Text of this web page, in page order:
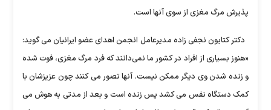
پذیرش مرگ مغزی از سوی آنها است.
دکتر کتایون نجفی زاده مدیرعامل انجمن اهدای عضو ایرانیان می گوید:
«هنوز بسیاری از افراد در کشور ما نمی‌دانند که فرد مرگ مغزی، فوت شده
و زنده شدن وی دیگر ممکن نیست. آنها تصور می کنند چون عزیزشان با
کمک دستگاه نفس می کشد پس زنده است و بعد از مدتی به هوش می